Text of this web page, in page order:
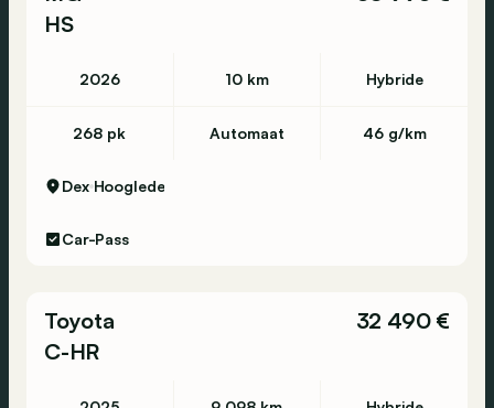
HS
2026 10 km Hybride
268 pk Automaat 46 g/km
Dex Hooglede
Car-Pass
Toyota
C-HR
32 490 €